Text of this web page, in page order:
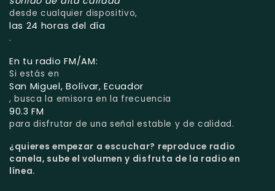
desde cualquier dispositivo,
las 24 horas del día
.
En tu radio FM/AM:
Si estás en
San Miguel, Bolívar, Ecuador
, busca la emisora en la frecuencia
90.3 FM
para disfrutar de una señal estable y de calidad.
¿quieres empezar a escuchar? reproduce radio
canela, sube el volumen y disfruta de la radio en
línea.